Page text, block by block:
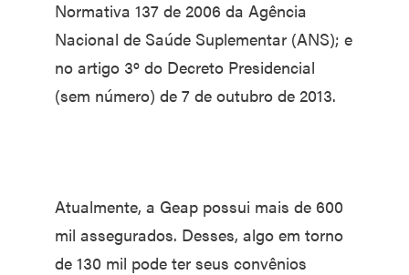
Normativa 137 de 2006 da Agência
Nacional de Saúde Suplementar (ANS); e
no artigo 3º do Decreto Presidencial
(sem número) de 7 de outubro de 2013.
Atualmente, a Geap possui mais de 600
mil assegurados. Desses, algo em torno
de 130 mil pode ter seus convênios